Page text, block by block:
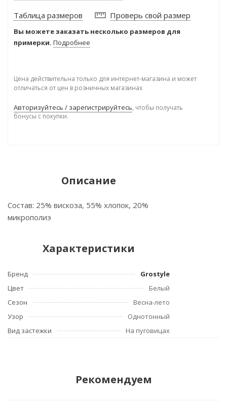
Таблица размеров Проверь свой размер
Вы можете заказать несколько размеров для
примерки. Подробнее
Цена действительна только для интернет-магазина и может
отличаться от цен в розничных магазинах
Авторизуйтесь / зарегистрируйтесь, чтобы получать
бонусы с покупки.
Описание
Состав: 25% вискоза, 55% хлопок, 20%
микрополиэ
Характеристики
Бренд
Grostyle
Цвет
Белый
Сезон
Весна-лето
Узор
Однотонный
Вид застежки
На пуговицах
Рекомендуем